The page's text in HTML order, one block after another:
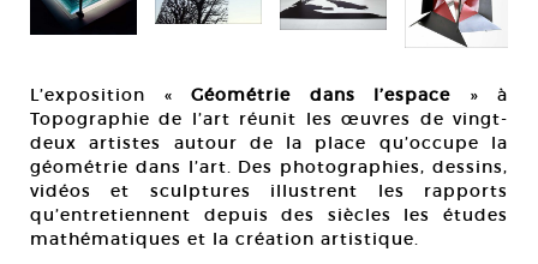
L’exposition « Géométrie dans l’espace » à
Topographie de l’art réunit les œuvres de vingt-
deux artistes autour de la place qu’occupe la
géométrie dans l’art. Des photographies, dessins,
vidéos et sculptures illustrent les rapports
qu’entretiennent depuis des siècles les études
mathématiques et la création artistique.